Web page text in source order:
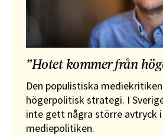
”Hotet kommer från
Den populistiska
högerpolitisk strategi. I
inte gett några större avtryck
mediepolitiken.